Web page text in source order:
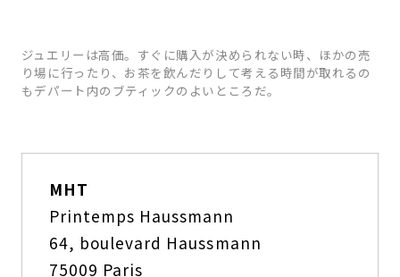
ジュエリーは高価。すぐに購入が決められない時、ほかの売
り場に行ったり、お茶を飲んだりして考える時間が取れるの
もデパート内のブティックのよいところだ。
MHT
Printemps Haussmann
64, boulevard Haussmann
75009 Paris